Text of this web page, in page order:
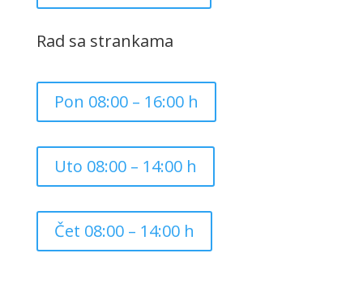
Rad sa strankama
Pon 08:00 – 16:00 h
Uto 08:00 – 14:00 h
Čet 08:00 – 14:00 h